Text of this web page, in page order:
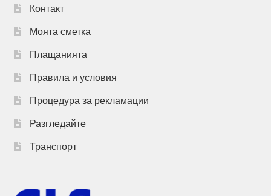
Контакт
Моята сметка
Плащанията
Правила и условия
Процедура за рекламации
Разгледайте
Транспорт